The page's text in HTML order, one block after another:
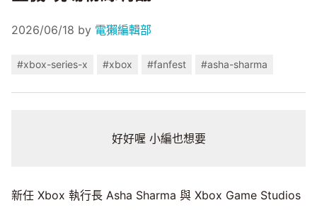
2026/06/18 by 電獺編輯部
#xbox-series-x #xbox #fanfest #asha-sharma
好好喔 小編也想要
新任 Xbox 執行長 Asha Sharma 與 Xbox Game Studios